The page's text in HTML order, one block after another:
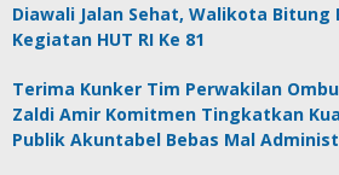
Diawali Jalan Sehat, Walikota Bitung
Kegiatan HUT RI Ke 81
Terima Kunker Tim Perwakilan
Zaldi Amir Komitmen Tingkatkan
Publik Akuntabel Bebas Mal